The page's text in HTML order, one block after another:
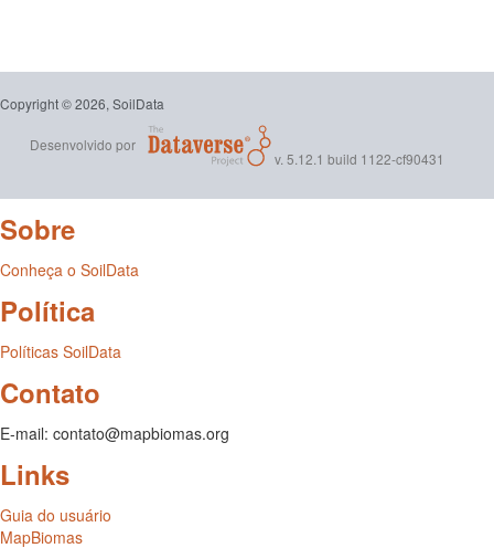
Copyright © 2026, SoilData
Desenvolvido por
v. 5.12.1 build 1122-cf90431
Sobre
Conheça o SoilData
Política
Políticas SoilData
Contato
E-mail: contato@mapbiomas.org
Links
Guia do usuário
MapBiomas